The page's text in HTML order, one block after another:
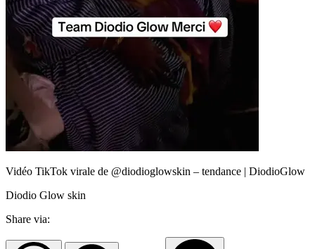
Vidéo TikTok virale de @diodioglowskin – tendance | DiodioGlow
Diodio Glow skin
Share via: